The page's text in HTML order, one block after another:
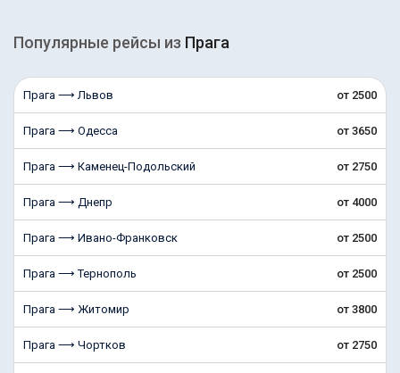
Популярные рейсы из Прага
Прага ⟶ Львов от 2500
Прага ⟶ Одесса от 3650
Прага ⟶ Каменец-Подольский от 2750
Прага ⟶ Днепр от 4000
Прага ⟶ Ивано-Франковск от 2500
Прага ⟶ Тернополь от 2500
Прага ⟶ Житомир от 3800
Прага ⟶ Чортков от 2750